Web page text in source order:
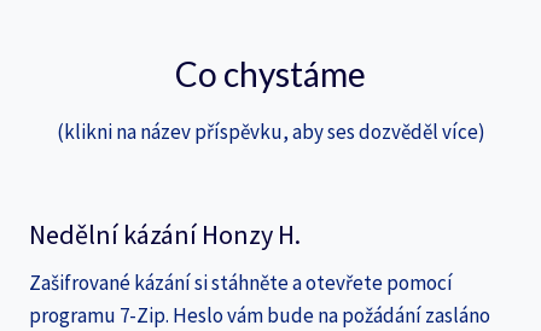
Co chystáme
(klikni na název příspěvku, aby ses dozvěděl více)
Nedělní kázání Honzy H.
Zašifrované kázání si stáhněte a otevřete pomocí
programu 7-Zip. Heslo vám bude na požádání zasláno